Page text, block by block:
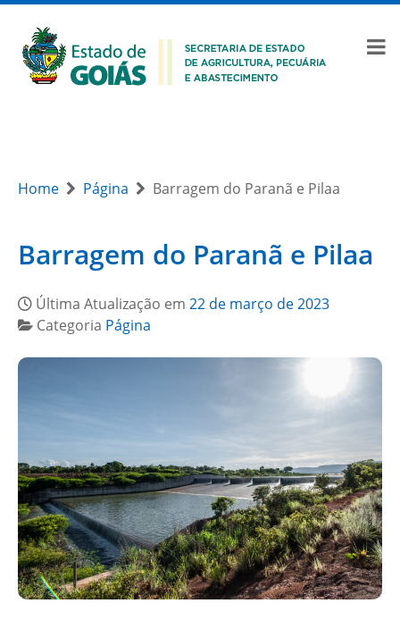
Home Página Barragem do Paranã e Pilaa
Barragem do Paranã e Pilaa
Última Atualização em 22 de março de 2023
Categoria Página